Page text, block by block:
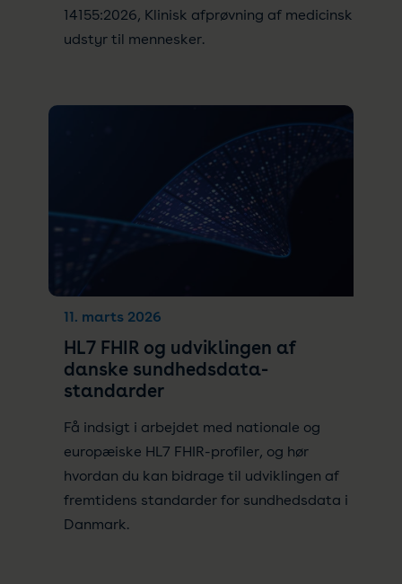
14155:2026, Klinisk afprøvning af medicinsk
udstyr til mennesker.
11. marts 2026
HL7 FHIR og udviklingen af
danske sundhedsdata-
standarder
Få indsigt i arbejdet med nationale og
europæiske HL7 FHIR-profiler, og hør
hvordan du kan bidrage til udviklingen af
fremtidens standarder for sundhedsdata i
Danmark.